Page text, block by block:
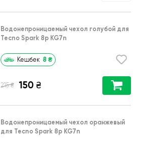
Водонепроницаемый чехол голубой для
Tecno Spark 8p KG7n
Кешбек 8 ₴
215 ₴ 150 ₴
Водонепроницаемый чехол оранжевый
для Tecno Spark 8p KG7n